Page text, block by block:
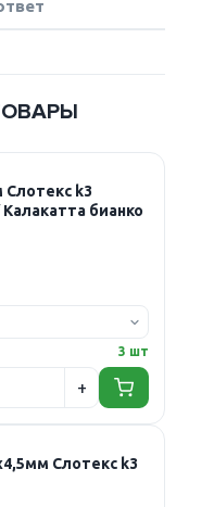
Слотекс k3
бианко
3 шт
Слотекс k3